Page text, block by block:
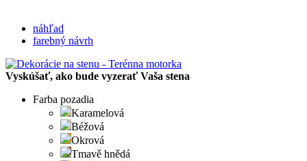
náhľad
farebný návrh
Vyskúšať, ako bude vyzerať Vaša stena
Farba pozadia
Karamelová
Béžová
Okrová
Tmavě hnědá